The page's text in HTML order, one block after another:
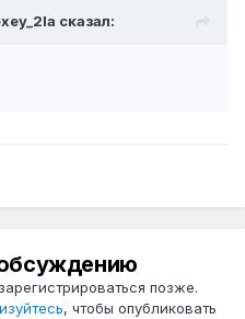
сказал:
позже.
, чтобы опубликовать